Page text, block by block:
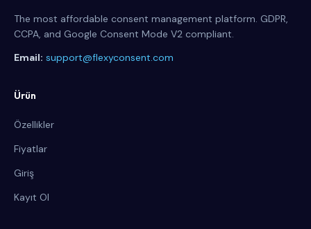
The most affordable consent management platform. GDPR,
CCPA, and Google Consent Mode V2 compliant.
Email: support@flexyconsent.com
Ürün
Özellikler
Fiyatlar
Giriş
Kayıt Ol